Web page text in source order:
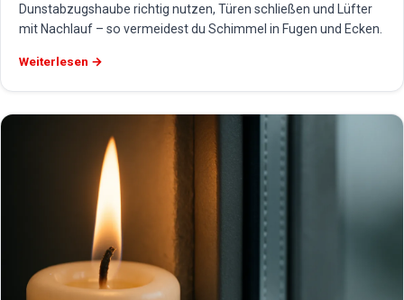
Dunstabzugshaube richtig nutzen, Türen schließen und Lüfter
mit Nachlauf – so vermeidest du Schimmel in Fugen und Ecken.
Weiterlesen →